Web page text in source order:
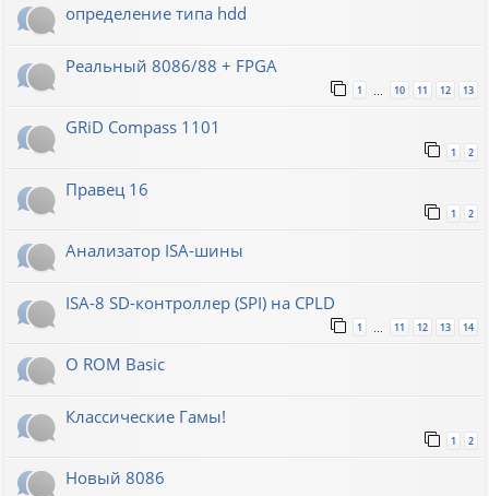
определение типа hdd
Реальный 8086/88 + FPGA
1 … 10 11 12 13
GRiD Compass 1101
1 2
Правец 16
1 2
Анализатор ISA-шины
ISA-8 SD-контроллер (SPI) на CPLD
1 11 12 13 14
О ROM Basic
Классические Гамы!
1 2
Новый 8086